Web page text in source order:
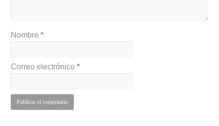
Nombre*
Correo electrónico*